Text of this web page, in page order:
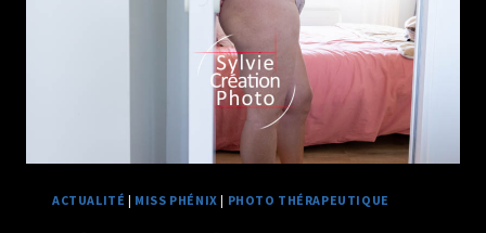
ACTUALITÉ | MISS PHÉNIX | PHOTO THÉRAPEUTIQUE